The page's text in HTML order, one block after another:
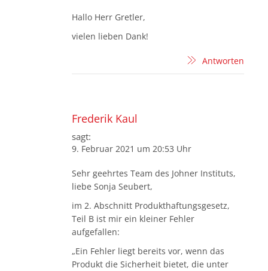
Hallo Herr Gretler,
vielen lieben Dank!
Antworten
Frederik Kaul
sagt:
9. Februar 2021 um 20:53 Uhr
Sehr geehrtes Team des Johner Instituts,
liebe Sonja Seubert,
im 2. Abschnitt Produkthaftungsgesetz,
Teil B ist mir ein kleiner Fehler
aufgefallen:
„Ein Fehler liegt bereits vor, wenn das
Produkt die Sicherheit bietet, die unter